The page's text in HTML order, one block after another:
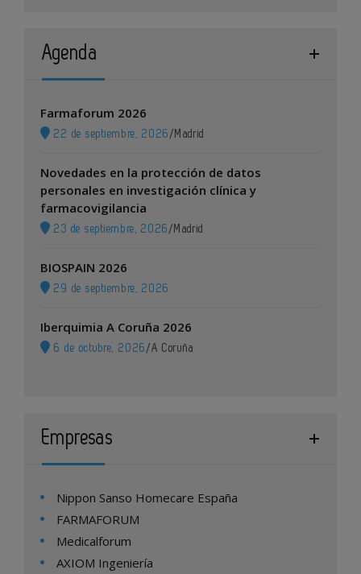
Agenda
Farmaforum 2026
22 de septiembre, 2026 / Madrid
Novedades en la protección de datos
personales en investigación clínica y
farmacovigilancia
23 de septiembre, 2026 / Madrid
BIOSPAIN 2026
29 de septiembre, 2026
Iberquimia A Coruña 2026
6 de octubre, 2026 /A Coruña
Empresas
Nippon Sanso Homecare España
FARMAFORUM
Medicalforum
AXIOM Ingeniería